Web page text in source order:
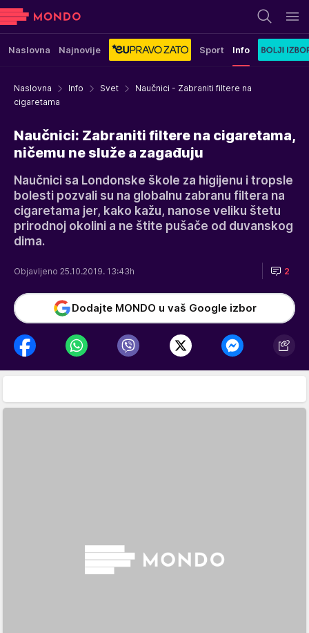
Naslovna Najnovije Sport Info
Naslovna Info Svet
Naučnici - Zabraniti filtere na
cigaretama
Naučnici: Zabraniti filtere na cigaretama,
ničemu ne služe a zagađuju
Naučnici sa Londonske škole za higijenu i tropsle
bolesti pozvali su na globalnu zabranu filtera na
cigaretama jer, kako kažu, nanose veliku štetu
prirodnoj okolini a ne štite pušače od duvanskog
dima.
Objavljeno 25.10.2019. 13:43h 2
Dodajte MONDO u vaš Google izbor